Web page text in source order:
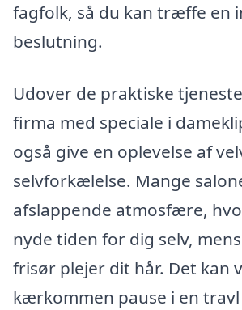
fagfolk, så du kan træffe en
beslutning.
Udover de praktiske
firma med speciale i
også give en oplevelse af
selvforkælelse. Mange
afslappende atmosfære,
nyde tiden for dig selv,
frisør plejer dit hår. Det kan
kærkommen pause i en